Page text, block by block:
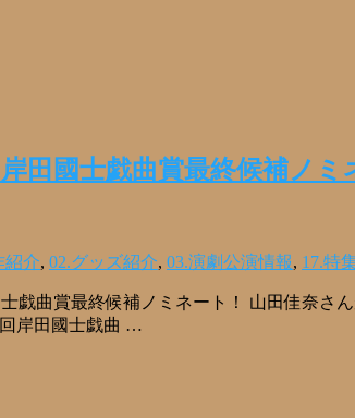
岸田國士戯曲賞最終候補ノ
紹介, 02.グッズ紹介, 03.演劇公演情報, 17.特
士戯曲賞最終候補ノミネート！ 山田佳奈
岸田國士戯曲 …